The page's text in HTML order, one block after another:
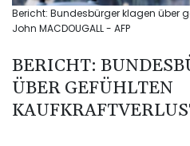
Bericht: Bundesbürger klagen über
John MACDOUGALL - AFP
BERICHT:
ÜBER GEFÜHLTEN